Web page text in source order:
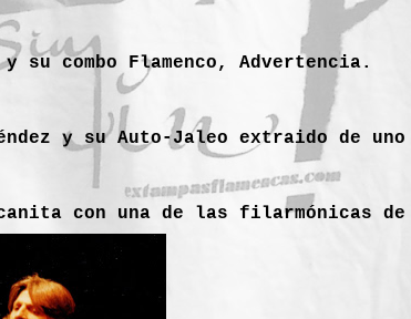
su combo Flamenco, Advertencia.
y su Auto-Jaleo extraido de
con una de las filarmónicas